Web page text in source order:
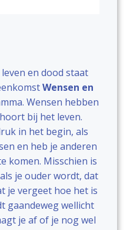
en dood staat
Wensen en
Wensen hebben
bij het leven.
in het begin, als
en heb je anderen
komen. Misschien is
je ouder wordt, dat
je vergeet hoe het is
gaandeweg wellicht
je af of je nog wel